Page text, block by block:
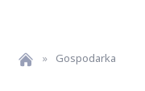
» Gospodarka